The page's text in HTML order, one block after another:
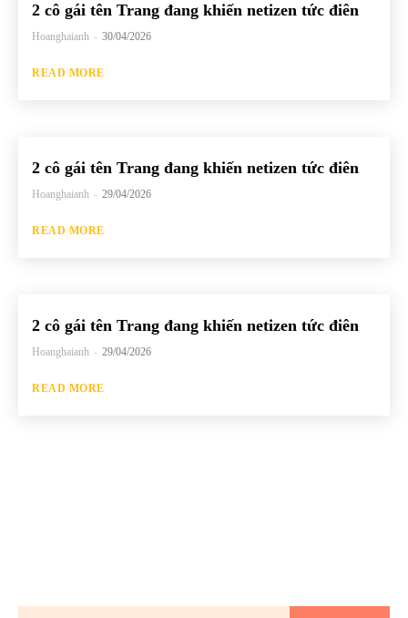
2 cô gái tên Trang đang khiến netizen tức điên
Hoanghaianh - 30/04/2026
READ MORE
2 cô gái tên Trang đang khiến netizen tức điên
Hoanghaianh - 29/04/2026
READ MORE
2 cô gái tên Trang đang khiến netizen tức điên
Hoanghaianh - 29/04/2026
READ MORE